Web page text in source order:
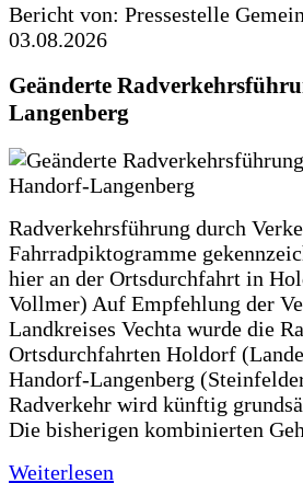
Bericht von: Pressestelle
03.08.2026
Geänderte
Langenberg
Radverkehrsführung durch
Fahrradpiktogramme
hier an der Ortsdurchfahrt in
Vollmer) Auf Empfehlung der
Landkreises Vechta wurde die
Ortsdurchfahrten Holdorf
Handorf-Langenberg
Radverkehr wird künftig
Die bisherigen kombinierten
Weiterlesen